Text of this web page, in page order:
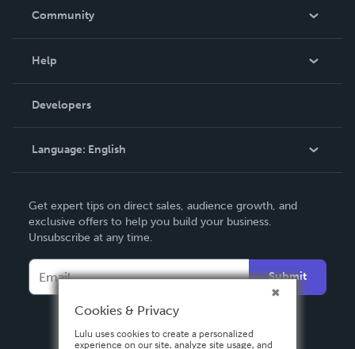
In The News
Community
Podcast
Help
Order Lookup
Knowledge Base
Contact Support
Developers
Language: English
Deutsch
Français
Español
Get expert tips on direct sales, audience growth, and
exclusive offers to help you build your business.
Unsubscribe at any time.
Submit
Cookies & Privacy
Lulu uses cookies to create a personalized
experience on our site, analyze site usage, and